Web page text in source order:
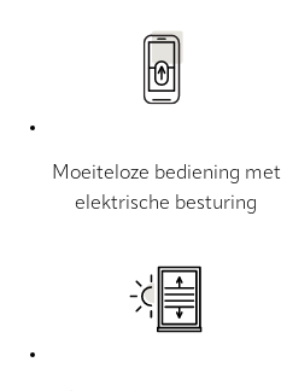
Moeiteloze bediening met
elektrische besturing